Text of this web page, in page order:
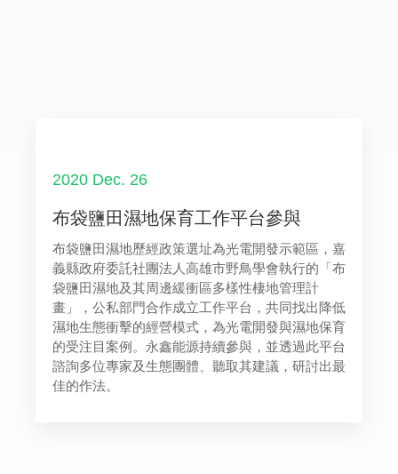
2020 Dec. 26
布袋鹽田濕地保育工作平台參與
布袋鹽田濕地歷經政策選址為光電開發示範區，嘉
義縣政府委託社團法人高雄市野鳥學會執行的「布
袋鹽田濕地及其周邊緩衝區多樣性棲地管理計
畫」，公私部門合作成立工作平台，共同找出降低
濕地生態衝擊的經營模式，為光電開發與濕地保育
的受注目案例。永鑫能源持續參與，並透過此平台
諮詢多位專家及生態團體、聽取其建議，研討出最
佳的作法。